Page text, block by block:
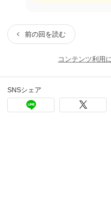
前の回を読む
コンテンツ利用
SNSシェア